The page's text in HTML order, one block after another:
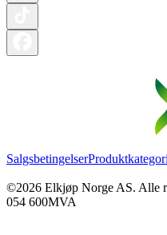
Salgsbetingelser
©2026 Elkjøp Norge AS. Alle
054 600MVA